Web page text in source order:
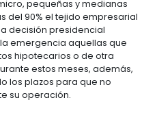
y aviación ofrecerá
por empresa será de
y $5.000 millones
para el sector
para que los productores